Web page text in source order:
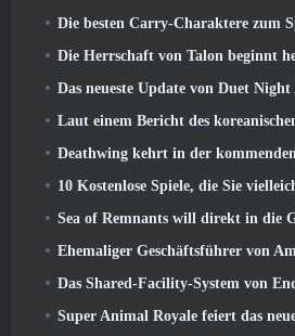
Die besten Carry-Charaktere zum
Die Herrschaft von Talon beginnt heute mit dem Start
Das neueste Update von Duet Night
Laut einem Bericht des koreanischen Outlets hat Nexon ein StarCraft-
Deathwing kehrt in der kommenden Cataclysm-
10 Kostenlose Spiele, die Sie vielleicht vergessen haben und
Sea of ​​Remnants will direkt in die
Ehemaliger Geschäftsführer von Amazon Games Studios übernimmt die
Das Shared-Facility-System von Endfield
Super Animal Royale feiert das neue Mondjahr mit drei